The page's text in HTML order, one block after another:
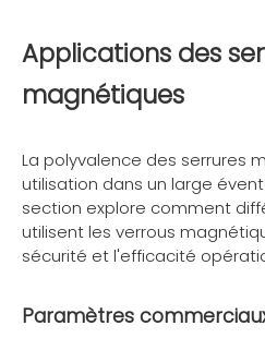
Applications des
magnétiques
La polyvalence des serrures
utilisation dans un large
section explore comment
utilisent les verrous
sécurité et l'efficacité
Paramètres